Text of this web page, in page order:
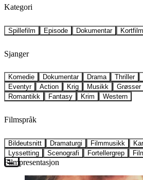
Kategori
Spillefilm Episode Dokumentar Kortfilm
Sjanger
Komedie Dokumentar Drama Thriller
Eventyr
Action Krig Musikk Grøsser
Romantikk
Fantasy Krim Western
Filmspråk
Bildeutsnitt Dramaturgi Filmmusikk
Lyssetting
Scenografi Fortellergrep
Filmpresentasjon